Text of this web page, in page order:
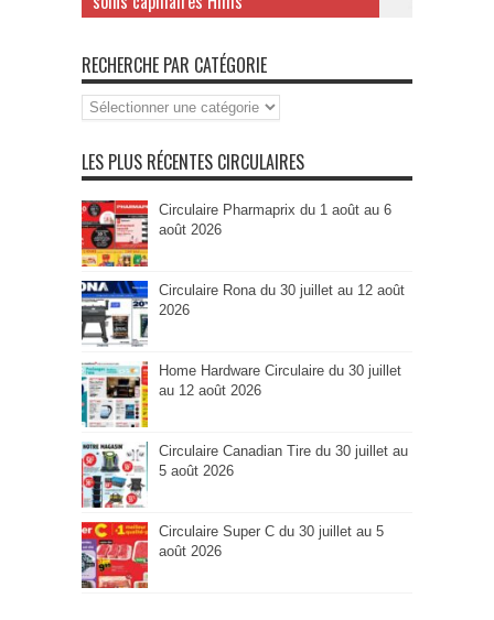
RECHERCHE PAR CATÉGORIE
Recherche
par
LES PLUS RÉCENTES CIRCULAIRES
Circulaire Pharmaprix du 1 août au 6
août 2026
Circulaire Rona du 30 juillet au 12 août
2026
Home Hardware Circulaire du 30 juillet
au 12 août 2026
Circulaire Canadian Tire du 30 juillet au
5 août 2026
Circulaire Super C du 30 juillet au 5
août 2026